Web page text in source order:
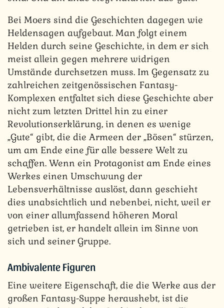
Bei Moers sind die Geschichten dagegen wie
Heldensagen aufgebaut. Man folgt einem
Helden durch seine Geschichte, in dem er sich
meist allein gegen mehrere widrigen
Umstände durchsetzen muss. Im Gegensatz zu
zahlreichen zeitgenössischen Fantasy-
Komplexen entfaltet sich diese Geschichte aber
nicht zum letzten Drittel hin zu einer
Revolutionserklärung, in denen es wenige
„Gute“ gibt, die die Armeen der „Bösen“ stürzen,
um am Ende eine für alle bessere Welt zu
schaffen. Wenn ein Protagonist am Ende eines
Werkes einen Umschwung der
Lebensverhältnisse auslöst, dann geschieht
dies unabsichtlich und nebenbei, nicht, weil er
von einer allumfassend höheren Moral
getrieben ist, er handelt allein im Sinne von
sich und seiner Gruppe.
Ambivalente Figuren
Eine weitere Eigenschaft, die die Werke aus der
großen Fantasy-Suppe heraushebt, ist die